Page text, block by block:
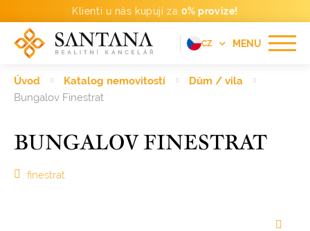
Klienti u nás kupují za 0% provize!
MENU
CZ
PT
Úvod Katalog nemovitostí
Dům / vila
Bungalov Finestrat
BUNGALOV FINESTRAT
finestrat